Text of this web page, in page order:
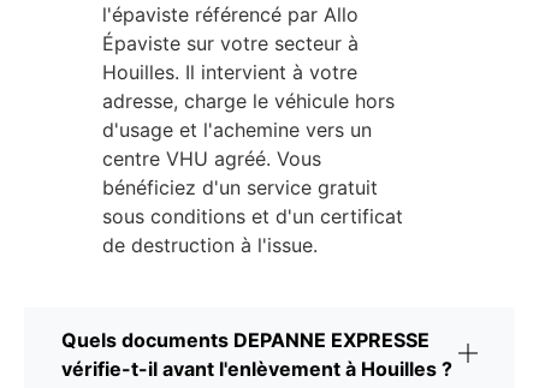
l'épaviste référencé par Allo
Épaviste sur votre secteur à
Houilles. Il intervient à votre
adresse, charge le véhicule hors
d'usage et l'achemine vers un
centre VHU agréé. Vous
bénéficiez d'un service gratuit
sous conditions et d'un certificat
de destruction à l'issue.
Quels documents DEPANNE EXPRESSE
vérifie-t-il avant l'enlèvement à Houilles ?